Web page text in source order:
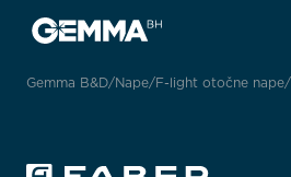
Gemma B&D Nape F-light otočne nape